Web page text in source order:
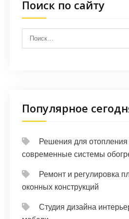
Поиск по сайту
Популярное
Решения для
современные системы
Ремонт и регулировка
оконных конструкций
Студия дизайна